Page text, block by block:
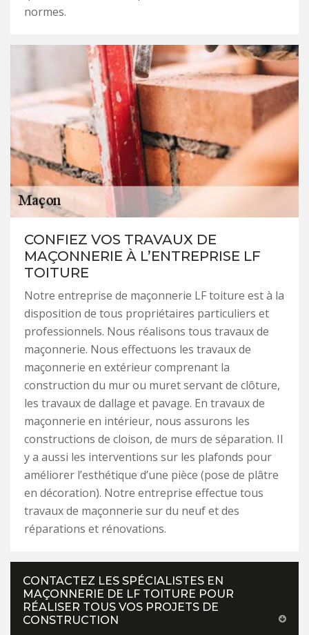
normes.
CONFIEZ VOS TRAVAUX DE
MAÇONNERIE À L’ENTREPRISE LF
TOITURE
Notre entreprise de maçonnerie LF toiture est à la
disposition de tous propriétaires particuliers et
professionnels. Nous réalisons tous travaux de
maçonnerie. Nous effectuons les travaux de
maçonnerie en extérieur comprenant la
construction du mur ou muret servant de clôture,
les travaux de dallage et pavage. En travaux de
maçonnerie en intérieur, nous assurons les
constructions de cloison, de murs de séparation. Il
y a aussi les interventions sur les plafonds pour
améliorer l’esthétique d’une pièce (pose de plâtre
en décoration). Notre entreprise effectue tous
travaux de maçonnerie sur du neuf et des
réparations et rénovations.
CONTACTEZ LES SPÉCIALISTES EN
MAÇONNERIE DE LF TOITURE POUR
RÉALISER TOUS VOS PROJETS DE
CONSTRUCTION